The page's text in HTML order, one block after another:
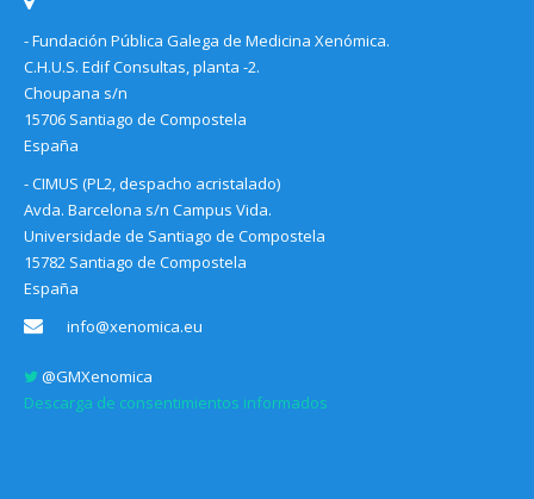
- Fundación Pública Galega de Medicina Xenómica.
C.H.U.S. Edif Consultas, planta -2.
Choupana s/n
15706 Santiago de Compostela
España
- CIMUS (PL2, despacho acristalado)
Avda. Barcelona s/n Campus Vida.
Universidade de Santiago de Compostela
15782 Santiago de Compostela
España
info@xenomica.eu
@GMXenomica
Descarga de consentimientos informados